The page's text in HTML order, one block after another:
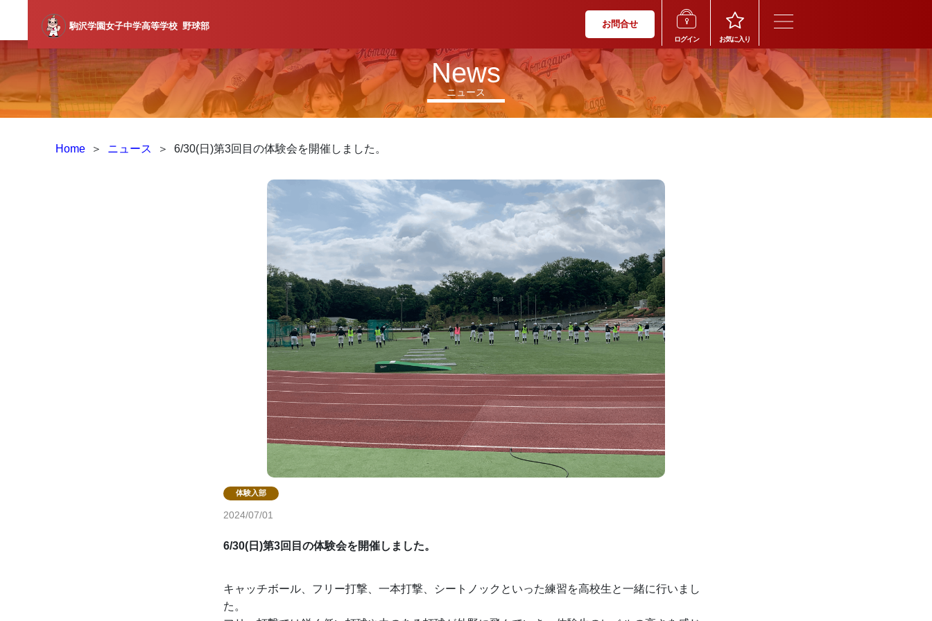
駒沢学園女子中学高等学校 野球部 お問合せ
ログイン お気に入り
ニュース
News
Home ＞ ニュース ＞ 6/30(日)第3回目の体験会を開催しました。
2024/07/01
6/30(日)第3回目の体験会を開催しました。
キャッチボール、フリー打撃、一本打撃、シートノックといった練習を高校生と一緒に行いまし
た。